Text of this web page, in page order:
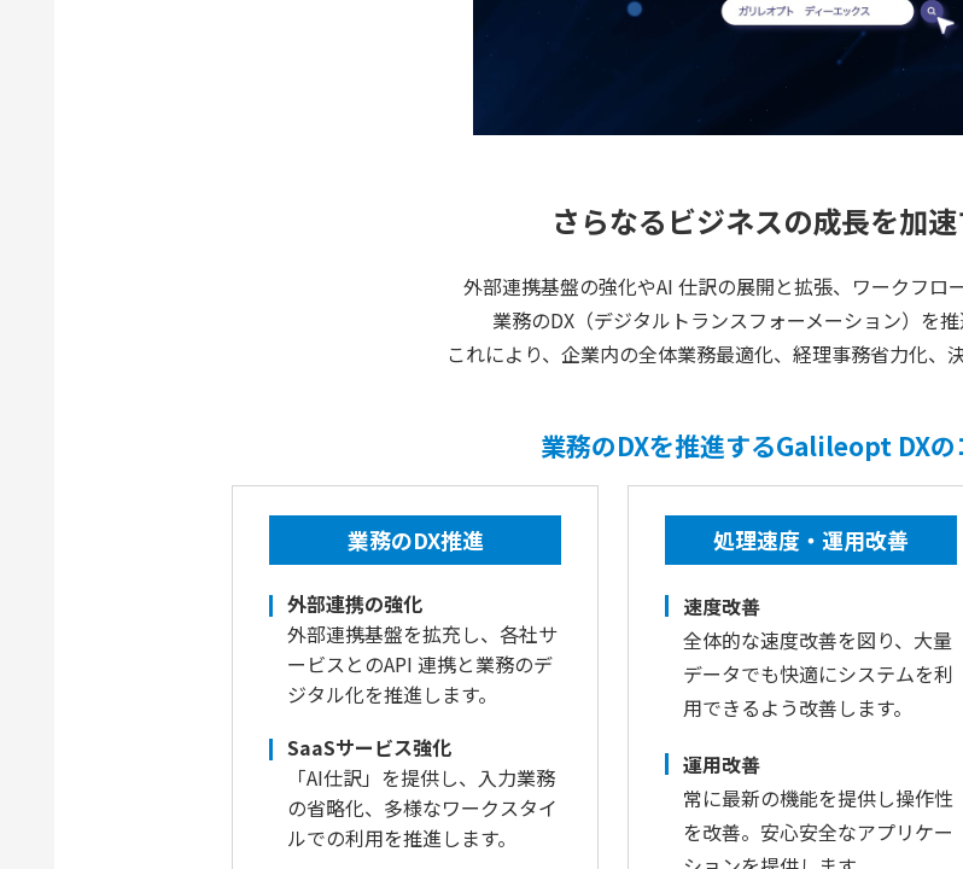
さらなるビジネスの成長を加
外部連携基盤の強化やAI 仕訳の展開と拡張、ワークフロ
業務のDX（デジタルトランスフォーメーション）を推
これにより、企業内の全体業務最適化、経理事務省力化、
業務のDXを推進するGalileopt DXの
業務のDX推進
外部連携の強化
外部連携基盤を拡充し、各社サ
ービスとのAPI 連携と業務のデ
ジタル化を推進します。
SaaSサービス強化
「AI仕訳」を提供し、入力業務
の省略化、多様なワークスタイ
ルでの利用を推進します。
処理速度・運用改善
速度改善
全体的な速度改善を図り、大量
データでも快適にシステムを利
用できるよう改善します。
運用改善
常に最新の機能を提供し操作性
を改善。安心安全なアプリケー